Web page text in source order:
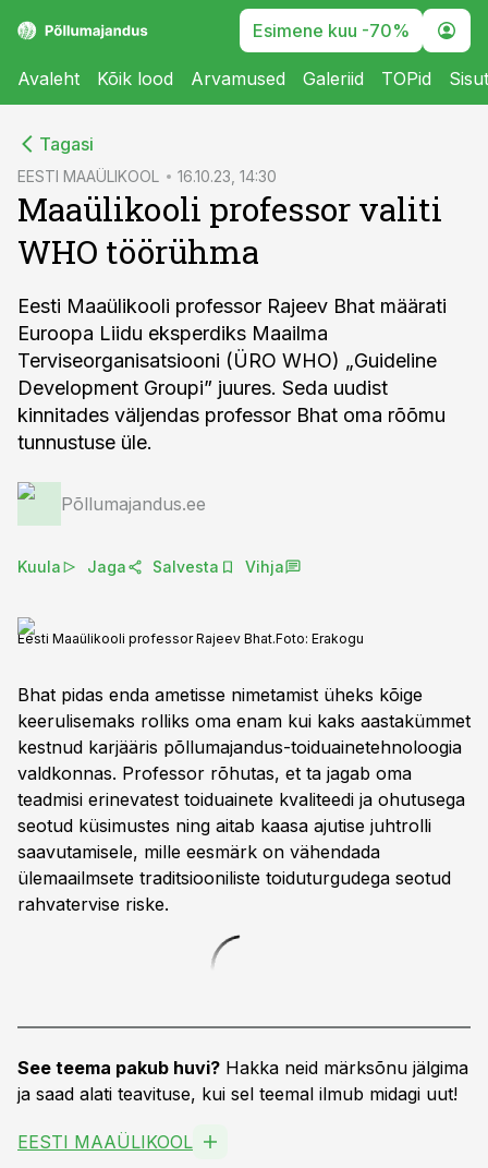
Esimene kuu -70%
Avaleht Kõik lood Arvamused Galeriid TOPid
Tagasi
EESTI MAAÜLIKOOL 16.10.23, 14:30
Maaülikooli professor valiti
WHO töörühma
Eesti Maaülikooli professor Rajeev Bhat määrati
Euroopa Liidu eksperdiks Maailma
Terviseorganisatsiooni (ÜRO WHO) „Guideline
Development Groupi” juures. Seda uudist
kinnitades väljendas professor Bhat oma rõõmu
tunnustuse üle.
Põllumajandus.ee
Kuula Jaga Salvesta Vihja
Eesti Maaülikooli professor Rajeev Bhat.Foto: Erakogu
Bhat pidas enda ametisse nimetamist üheks kõige
keerulisemaks rolliks oma enam kui kaks aastakümmet
kestnud karjääris põllumajandus-toiduainetehnoloogia
valdkonnas. Professor rõhutas, et ta jagab oma
teadmisi erinevatest toiduainete kvaliteedi ja ohutusega
seotud küsimustes ning aitab kaasa ajutise juhtrolli
saavutamisele, mille eesmärk on vähendada
ülemaailmsete traditsiooniliste toiduturgudega seotud
rahvatervise riske.
See teema pakub huvi? Hakka neid märksõnu jälgima
ja saad alati teavituse, kui sel teemal ilmub midagi uut!
EESTI MAAÜLIKOOL